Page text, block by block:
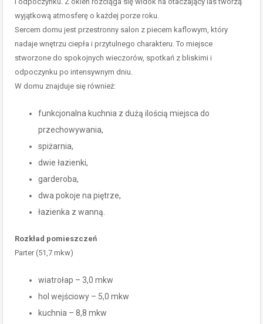
wyjątkową atmosferę o każdej porze roku.
Sercem domu jest przestronny salon z piecem kaflowym, który
nadaje wnętrzu ciepła i przytulnego charakteru. To miejsce
stworzone do spokojnych wieczorów, spotkań z bliskimi i
odpoczynku po intensywnym dniu.
W domu znajduje się również:
funkcjonalna kuchnia z dużą ilością miejsca do
przechowywania,
spiżarnia,
dwie łazienki,
garderoba,
dwa pokoje na piętrze,
łazienka z wanną.
Rozkład pomieszczeń
Parter (51,7 mkw)
wiatrołap – 3,0 mkw
hol wejściowy – 5,0 mkw
kuchnia – 8,8 mkw